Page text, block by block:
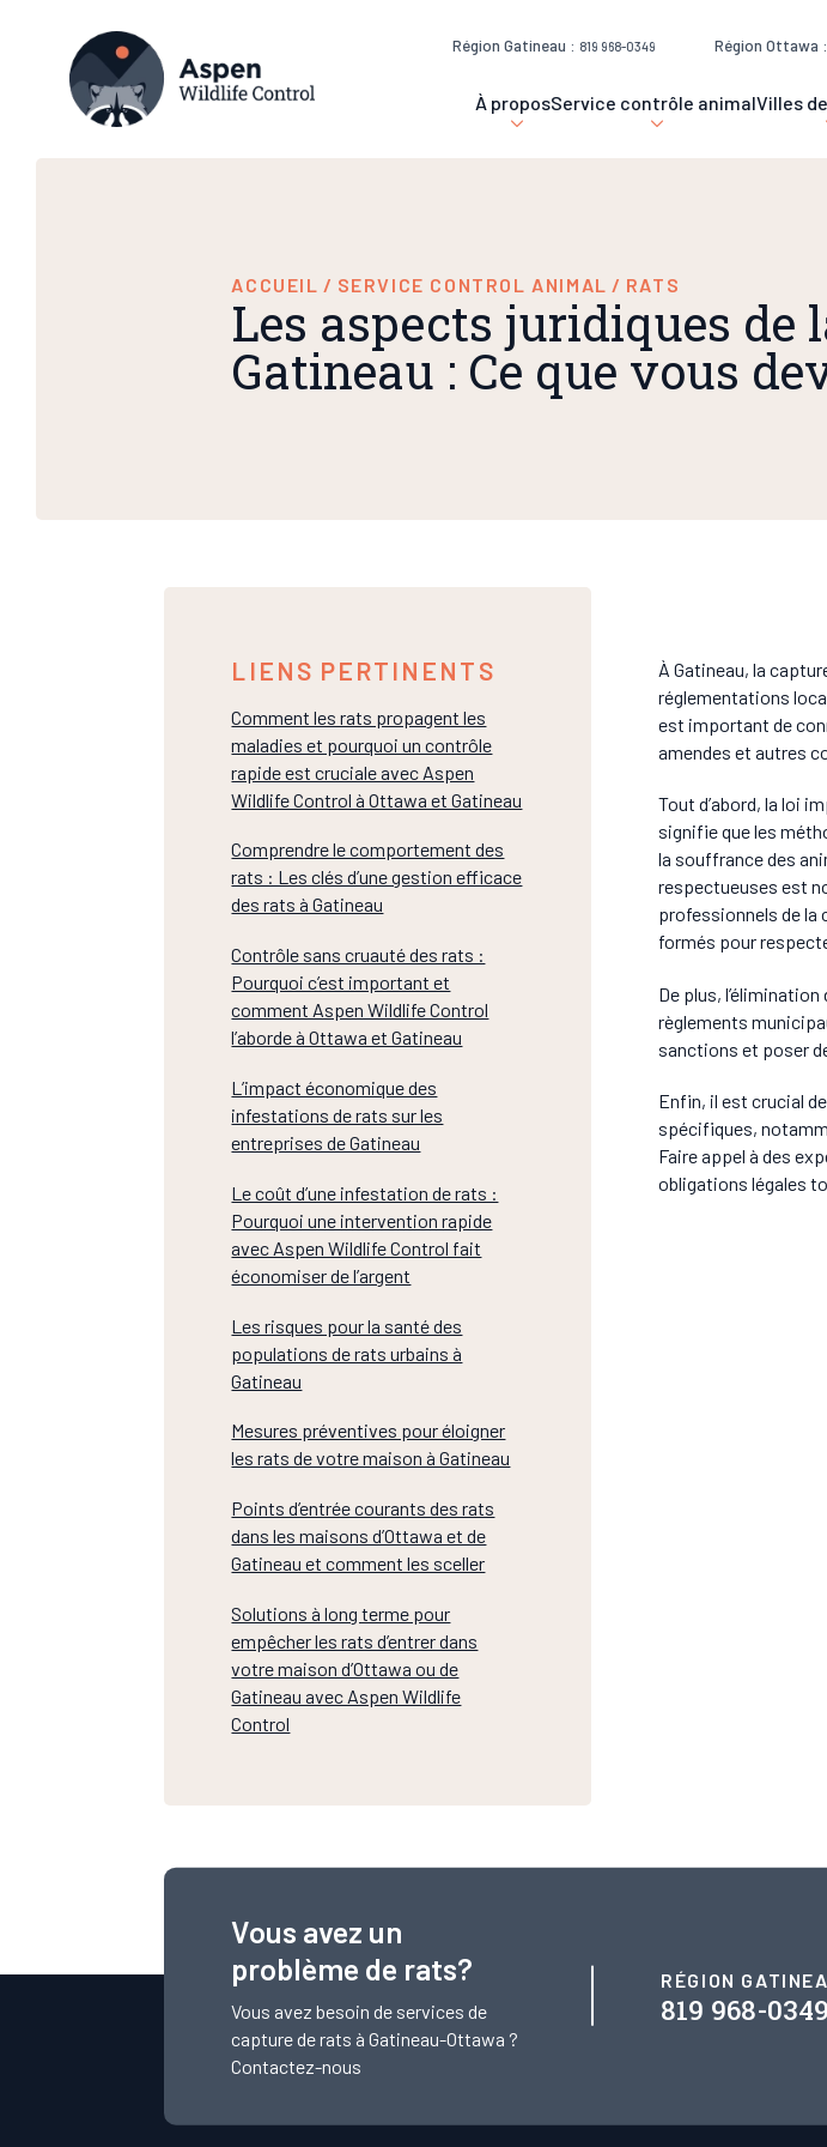
Région Gatineau : 819 968-0349 Région Ottawa :
À proposService contrôle animalVilles
ACCUEIL / SERVICE CONTROL ANIMAL / RATS
Les aspects juridiques de
Gatineau : Ce que vous
LIENS PERTINENTS
Comment les rats propagent les
maladies et pourquoi un contrôle
rapide est cruciale avec Aspen
Wildlife Control à Ottawa et Gatineau
Comprendre le comportement des
rats : Les clés d’une gestion efficace
des rats à Gatineau
Contrôle sans cruauté des rats :
Pourquoi c’est important et
comment Aspen Wildlife Control
l’aborde à Ottawa et Gatineau
L’impact économique des
infestations de rats sur les
entreprises de Gatineau
Le coût d’une infestation de rats :
Pourquoi une intervention rapide
avec Aspen Wildlife Control fait
économiser de l’argent
Les risques pour la santé des
populations de rats urbains à
Gatineau
Mesures préventives pour éloigner
les rats de votre maison à Gatineau
Points d’entrée courants des rats
dans les maisons d’Ottawa et de
Gatineau et comment les sceller
Solutions à long terme pour
empêcher les rats d’entrer dans
votre maison d’Ottawa ou de
Gatineau avec Aspen Wildlife
Control
À Gatineau, la
réglementations
est important de
amendes et autres
Tout d’abord, la loi
signifie que les
la souffrance des
respectueuses est
professionnels de la
formés pour
De plus,
règlements
sanctions et poser
Enfin, il est crucial
spécifiques,
Faire appel à des
obligations légales
Vous avez un
problème de rats?
Vous avez besoin de services de
capture de rats à Gatineau-Ottawa ?
Contactez-nous
RÉGION
819 968-0349